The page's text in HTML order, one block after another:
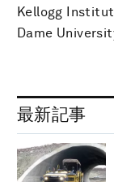
Kellogg
Dame
最新記事